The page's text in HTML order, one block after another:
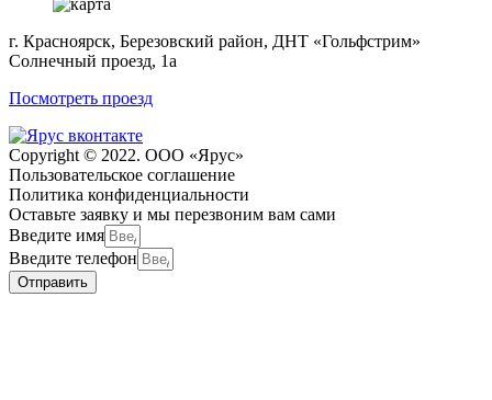
г. Красноярск, Березовский район, ДНТ «Гольфстрим»
Солнечный проезд, 1а
Посмотреть проезд
Copyright © 2022. ООО «Ярус»
Пользовательское соглашение
Политика конфиденциальности
Оставьте заявку и мы перезвоним вам сами
Введите имя
Введите телефон
Отправить